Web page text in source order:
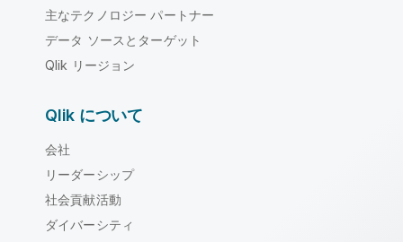
主なテクノロジー パートナー
データ ソースとターゲット
Qlik リージョン
Qlik について
会社
リーダーシップ
社会貢献活動
ダイバーシティ